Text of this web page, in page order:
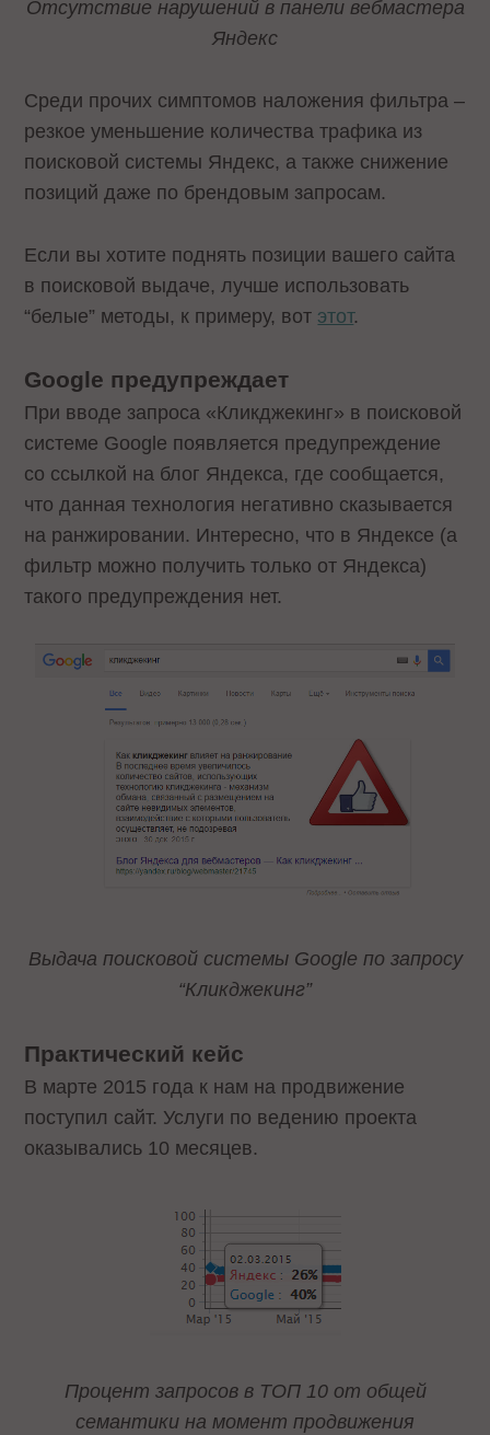
Отсутствие нарушений в панели вебмастера
Яндекс
Среди прочих симптомов наложения фильтра –
резкое уменьшение количества трафика из
поисковой системы Яндекс, а также снижение
позиций даже по брендовым запросам.
Если вы хотите поднять позиции вашего сайта
в поисковой выдаче, лучше использовать
“белые” методы, к примеру, вот этот.
Google предупреждает
При вводе запроса «Кликджекинг» в поисковой
системе Google появляется предупреждение
со ссылкой на блог Яндекса, где сообщается,
что данная технология негативно сказывается
на ранжировании. Интересно, что в Яндексе (а
фильтр можно получить только от Яндекса)
такого предупреждения нет.
Выдача поисковой системы Google по запросу
“Кликджекинг”
Практический кейс
В марте 2015 года к нам на продвижение
поступил сайт. Услуги по ведению проекта
оказывались 10 месяцев.
Процент запросов в ТОП 10 от общей
семантики на момент продвижения